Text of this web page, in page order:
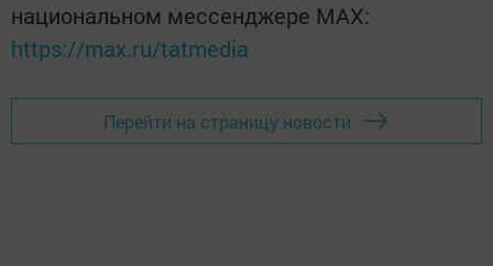
национальном мессенджере MАХ:
https://max.ru/tatmedia
Перейти на страницу новости